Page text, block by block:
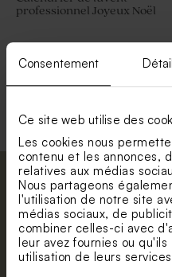
Consentement
Ce site web utilise des
Les cookies nous
contenu et les annonces,
relatives aux médias
Nous partageons
l'utilisation de notre site
médias sociaux, de
combiner celles-ci avec
leur avez fournies ou
utilisation de leurs
professionnel Joyeux Noël
Voir toute la
Abonnez-vous à la
informé. Petite
de réduction.
Prénom